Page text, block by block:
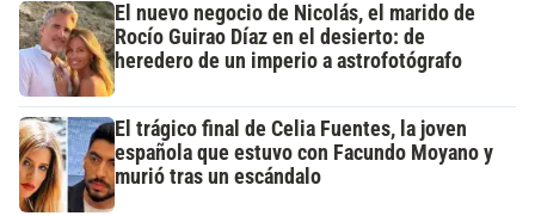
El nuevo negocio de Nicolás, el marido de
Rocío Guirao Díaz en el desierto: de
heredero de un imperio a astrofotógrafo
El trágico final de Celia Fuentes, la joven
española que estuvo con Facundo Moyano y
murió tras un escándalo